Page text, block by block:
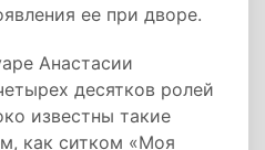
ее при дворе.
Анастасии
десятков ролей
известны такие
как ситком «Моя